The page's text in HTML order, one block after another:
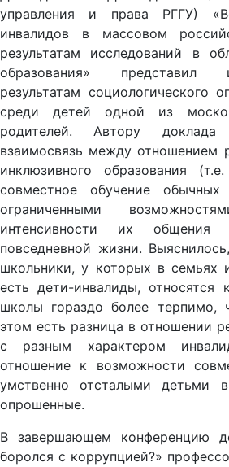
управления и права РГГУ)
инвалидов в массовом
результатам исследований в
образования» представил
результатам социологического
среди детей одной из
родителей. Автору доклада
взаимосвязь между отношением
инклюзивного образования
совместное обучение
ограниченными
интенсивности их
повседневной жизни.
школьники, у которых в семьях
есть дети-инвалиды, относятся
школы гораздо более терпимо,
этом есть разница в отношении
с разным характером
отношение к возможности
умственно отсталыми детьми
опрошенные.
В завершающем конференцию
боролся с коррупцией?»